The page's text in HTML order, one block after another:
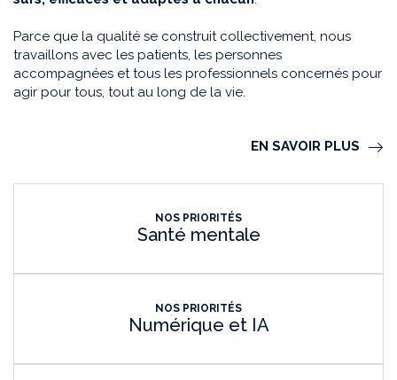
Parce que la qualité se construit collectivement, nous
travaillons avec les patients, les personnes
accompagnées et tous les professionnels concernés pour
agir pour tous, tout au long de la vie.
EN SAVOIR PLUS
NOS PRIORITÉS
Santé mentale
NOS PRIORITÉS
Numérique et IA